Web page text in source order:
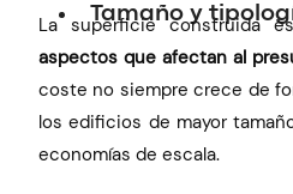
Tamaño y
La superficie construida
aspectos que afectan al
coste no siempre crece de
los edificios de mayor
economías de escala.